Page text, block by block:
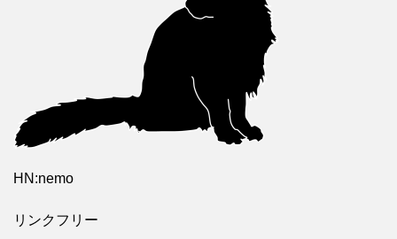
HN:nemo
リンクフリー